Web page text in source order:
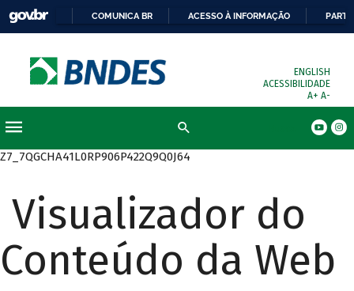
COMUNICA BR ACESSO À INFORMAÇÃO
ENGLISH
ACESSIBILIDADE
A+ A-
Z7_7QGCHA41L0RP906P422Q9Q0J64
Visualizador do
Conteúdo da Web